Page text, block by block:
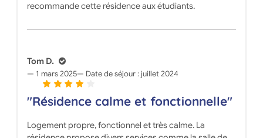
recommande cette résidence aux étudiants.
Tom D.
1 mars 2025 Date de séjour :juillet 2024
"Résidence calme et fonctionnelle"
Logement propre, fonctionnel et très calme. La